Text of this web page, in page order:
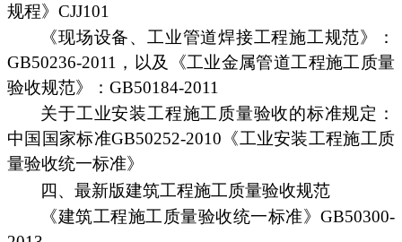
规程》CJJ101
《现场设备、工业管道焊接工程施工规范》：
GB50236-2011，以及《工业金属管道工程施工质量
验收规范》：GB50184-2011
关于工业安装工程施工质量验收的标准规定：
中国国家标准GB50252-2010《工业安装工程施工质
量验收统一标准》
四、最新版建筑工程施工质量验收规范
《建筑工程施工质量验收统一标准》GB50300-